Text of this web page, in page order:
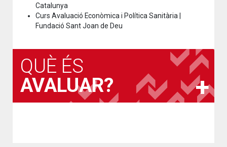
Catalunya
Curs Avaluació Econòmica i Política Sanitària |
Fundació Sant Joan de Deu
QUÈ ÉS
AVALUAR?